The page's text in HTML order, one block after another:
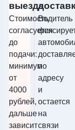
выезда
Стоимость
согласуется
до
подачи:
минимум
от
4000
рублей,
дальше
зависит
Водитель
по
адресу
и
остается
на
связи